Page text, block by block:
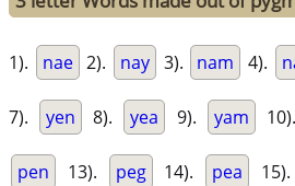
1). nae 2). nay 3). nam 4).
7). yen 8). yea 9). yam 10).
pen 13). peg 14). pea 15).